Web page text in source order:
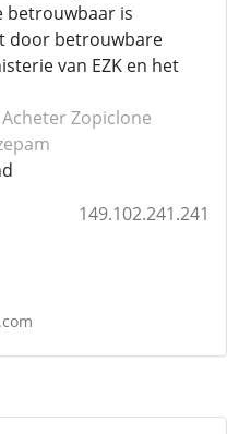
betrouwbaar is
door betrouwbare
van EZK en het
Acheter Zopiclone
149.102.241.241